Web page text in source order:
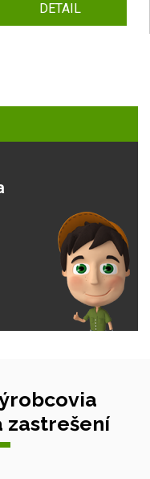
DETAIL
zastrešení